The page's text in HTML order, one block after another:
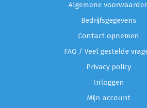
Algemene
Bedrijfsgegevens
Contact opnemen
FAQ / Veel gestelde
Privacy policy
Inloggen
Mijn account